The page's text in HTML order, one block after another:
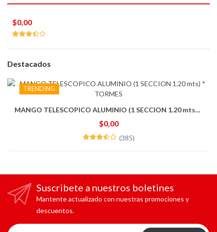
$0,00
Destacados
TRENDING
MANGO TELESCOPICO ALUMINIO (1 SECCION 1.20 mts) * TORMES
$0,00
(385)
Suscribete a nuestros boletines
Mantente actualizado con nuestras promociones y
descuentos.